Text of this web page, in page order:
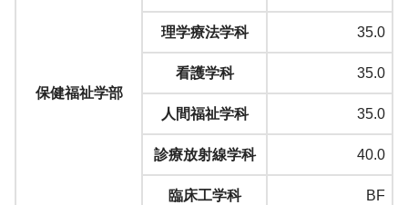
保健福祉学部
理学療法学科 35.0
看護学科 35.0
人間福祉学科 35.0
診療放射線学科 40.0
臨床工学科 BF